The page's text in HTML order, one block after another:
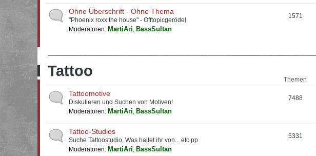
Ohne Überschrift - Ohne Thema
"Phoenix roxx the house" - Offtopicgerödel
Moderatoren: MartiAri, BassSultan
1571
Tattoo
Themen
Tattoomotive
Diskutieren und Suchen von Motiven!
Moderatoren: MartiAri, BassSultan
7488
Tattoo-Studios
Suche Tattoostudio, Was haltet ihr von... etc.pp
Moderatoren: MartiAri, BassSultan
5331